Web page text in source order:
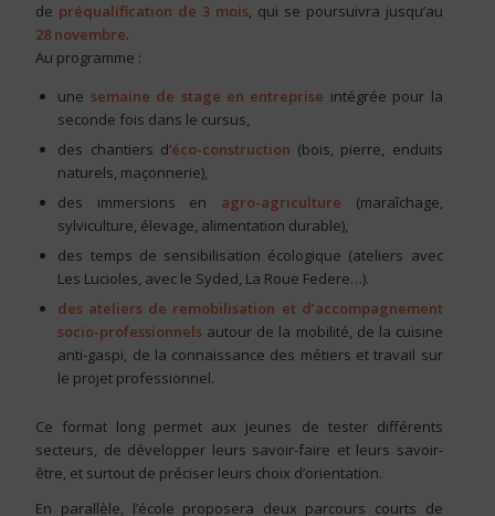
de préqualification de 3 mois, qui se poursuivra jusqu’au
28 novembre.
Au programme :
une semaine de stage en entreprise intégrée pour la
seconde fois dans le cursus,
des chantiers d’éco-construction (bois, pierre, enduits
naturels, maçonnerie),
des immersions en agro-agriculture (maraîchage,
sylviculture, élevage, alimentation durable),
des temps de sensibilisation écologique (ateliers avec
Les Lucioles, avec le Syded, La Roue Federe…).
des ateliers de remobilisation et d’accompagnement
socio-professionnels autour de la mobilité, de la cuisine
anti-gaspi, de la connaissance des métiers et travail sur
le projet professionnel.
Ce format long permet aux jeunes de tester différents
secteurs, de développer leurs savoir-faire et leurs savoir-
être, et surtout de préciser leurs choix d’orientation.
En parallèle, l’école proposera deux parcours courts de